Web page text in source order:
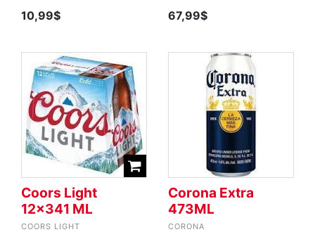
10,99$ 67,99$
Coors Light
12x341 ML
COORS LIGHT
Corona Extra
473ML
CORONA